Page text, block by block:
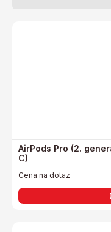
AirPods Pro (2.
C)
Cena na dotaz